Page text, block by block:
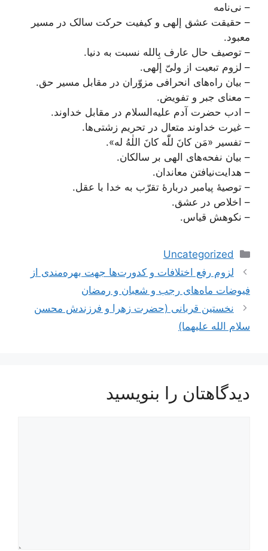
– نی‌نامه
– حقیقت عشق إلهی و کیفیت حرکت سالک در مسیر
معبود.
– توصیف حال عارف بِالله نسبت به دنیا.
– لزوم تبعیت از ولیّ إلهی.
– بیان راه‌های انحرافی مزوّران در مقابل مسیر حق.
– معنای جبر و تفویض.
– ادب حضرت آدم علیه‌السلام در مقابل خداوند.
– غیرت خداوند متعال در تحریم زشتی‌ها.
– تفسیر «مَن کانَ للّٰه کانَ اللٰهُ له».
– بیان نفحه‌های الهی بر سالکان.
– هدایت‌نیافتن معاندان.
– توصیۀ پیامبر دربارۀ تقرّب به خدا با عقل.
– اخلاص در عشق.
– نکوهش قیاس.
دسته‌ها
Uncategorized
ناوبری
نوشته‌ها
لزوم رفع اختلافات و کدورت‌ها جهت بهره‌مندی از
فیوضات ماه‌های رجب و شعبان و رمضان
نخستین قربانی (حضرت زهرا و فرزندش محسن
سلام الله علیهما)
دیدگاهتان را بنویسید